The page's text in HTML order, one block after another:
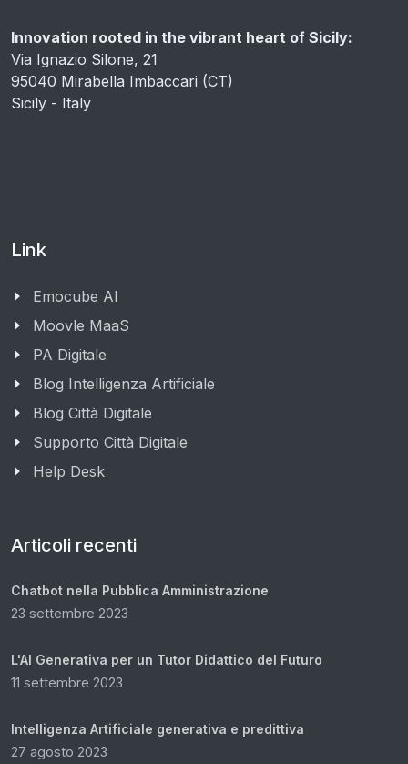
Innovation rooted in the vibrant heart of Sicily:
Via Ignazio Silone, 21
95040 Mirabella Imbaccari (CT)
Sicily - Italy
Link
Emocube AI
Moovle MaaS
PA Digitale
Blog Intelligenza Artificiale
Blog Città Digitale
Supporto Città Digitale
Help Desk
Articoli recenti
Chatbot nella Pubblica Amministrazione
23 settembre 2023
L'AI Generativa per un Tutor Didattico del Futuro
11 settembre 2023
Intelligenza Artificiale generativa e predittiva
27 agosto 2023